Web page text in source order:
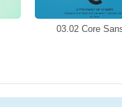
03.02 Core